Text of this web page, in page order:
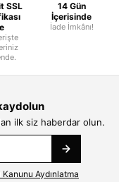
SSL
14 Gün
İçerisinde
İade İmkânı!
ilk siz haberdar olun.
Aydınlatma